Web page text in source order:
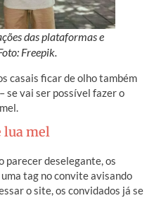
das plataformas e
Freepik.
casais ficar de olho também
se vai ser possível fazer o
lua mel
parecer deselegante, os
tag no convite avisando
o site, os convidados já se